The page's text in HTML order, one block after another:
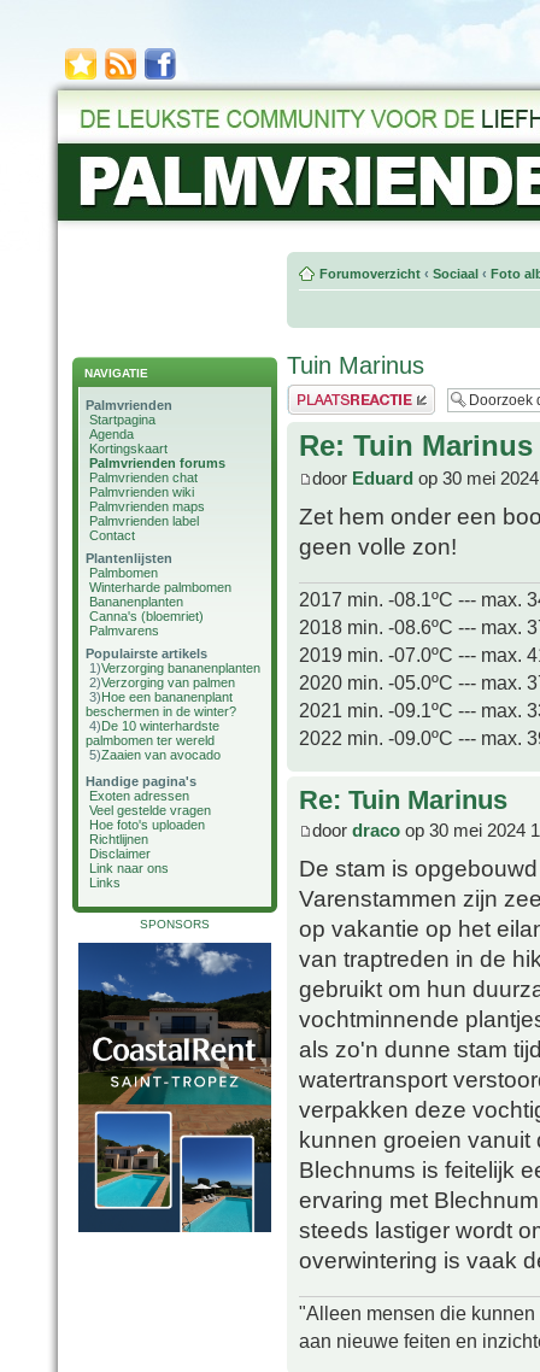
NAVIGATIE
Palmvrienden
Startpagina
Agenda
Kortingskaart
Palmvrienden forums
Palmvrienden chat
Palmvrienden wiki
Palmvrienden maps
Palmvrienden label
Contact
Plantenlijsten
Palmbomen
Winterharde palmbomen
Bananenplanten
Canna's (bloemriet)
Palmvarens
Populairste artikels
1)Verzorging bananenplanten
2)Verzorging van palmen
3)Hoe een bananenplant
beschermen in de winter?
4)De 10 winterhardste
palmbomen ter wereld
5)Zaaien van avocado
Handige pagina's
Exoten adressen
Veel gestelde vragen
Hoe foto's uploaden
Richtlijnen
Disclaimer
Link naar ons
Links
SPONSORS
Forumoverzicht ‹ Sociaal ‹ Foto
Tuin Marinus
Plaats een reactie
Re: Tuin Marinus
door Eduard op 30 mei
Zet hem onder een
geen volle zon!
2017 min. -08.1ºC --- max.
2018 min. -08.6ºC --- max.
2019 min. -07.0ºC --- max.
2020 min. -05.0ºC --- max.
2021 min. -09.1ºC --- max.
2022 min. -09.0ºC --- max.
Re: Tuin Marinus
door draco op 30 mei 2024
De stam is
Varenstammen zijn
op vakantie op het
van traptreden in de
gebruikt om hun
vochtminnende
als zo'n dunne stam
watertransport
verpakken deze
kunnen groeien vanuit
Blechnums is feitelijk
ervaring met
steeds lastiger wordt
overwintering is vaak
"Alleen mensen die
aan nieuwe feiten en